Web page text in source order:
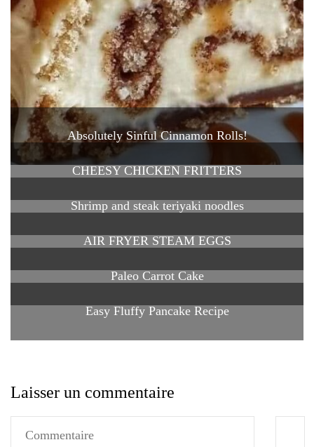
Absolutely Sinful Cinnamon Rolls!
CHEESY CHICKEN FRITTERS
Shrimp and steak teriyaki noodles
AIR FRYER STEAM EGGS
Paleo Carrot Cake
Easy Fluffy Pancake Recipe
Laisser un commentaire